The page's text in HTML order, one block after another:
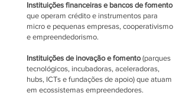
Instituições financeiras e bancos de fomento
que operam crédito e instrumentos para
micro e pequenas empresas, cooperativismo
e empreendedorismo.
Instituições de inovação e fomento(parques
tecnológicos, incubadoras, aceleradoras,
hubs, ICTs e fundações de apoio) que atuam
em ecossistemas empreendedores.